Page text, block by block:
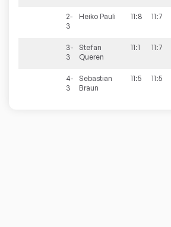
2-
3
Heiko Pauli 11:8 11:7
3-
3
Stefan
Queren
11:1 11:7
4-
3
Sebastian
Braun
11:5 11:5